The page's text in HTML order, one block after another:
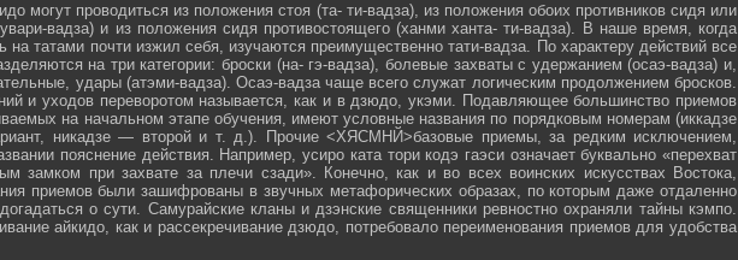
могут проводиться из положения стоя (та- ти-вадза), из положения обоих противников сидя или
вадза) и из положения сидя противостоящего (ханми ханта- ти-вадза). В наше время, когда
на татами почти изжил себя, изучаются преимущественно тати-вадза. По характеру действий все
на три категории: броски (на- гэ-вадза), болевые захваты с удержанием (осаэ-вадза) и,
удары (атэми-вадза). Осаэ-вадза чаще всего служат логическим продолжением бросков.
и уходов переворотом называется, как и в дзюдо, укэми. Подавляющее большинство приемов
на начальном этапе обучения, имеют условные названия по порядковым номерам (иккадзе
никадзе — второй и т. д.). Прочие <ХЯСМНЙ>базовые приемы, за редким исключением,
пояснение действия. Например, усиро ката тори кодэ гаэси означает буквально «перехват
замком при захвате за плечи сзади». Конечно, как и во всех воинских искусствах Востока,
приемов были зашифрованы в звучных метафорических образах, по которым даже отдаленно
о сути. Самурайские кланы и дзэнские священники ревностно охраняли тайны кэмпо.
айкидо, как и рассекречивание дзюдо, потребовало переименования приемов для удобства